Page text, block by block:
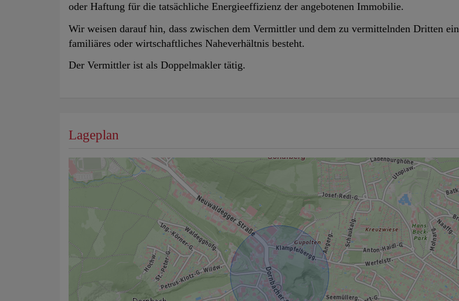
oder Haftung für die tatsächliche Energieeffizienz der angebotenen Immobilie.
Wir weisen darauf hin, dass zwischen dem Vermittler und dem zu vermittelnden Dritten ein
familiäres oder wirtschaftliches Naheverhältnis besteht.
Der Vermittler ist als Doppelmakler tätig.
Lageplan